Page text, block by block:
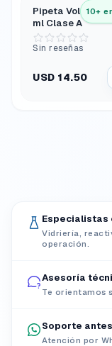
10+
Pipeta
ml Clase A
Sin reseñas
USD 14.50
Especialistas
Vidriería,
operación.
Asesoría
Te orientamos
Soporte
Atención por